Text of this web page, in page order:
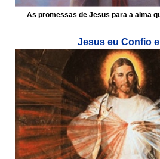
As promessas de Jesus para a alma
Jesus eu Confio